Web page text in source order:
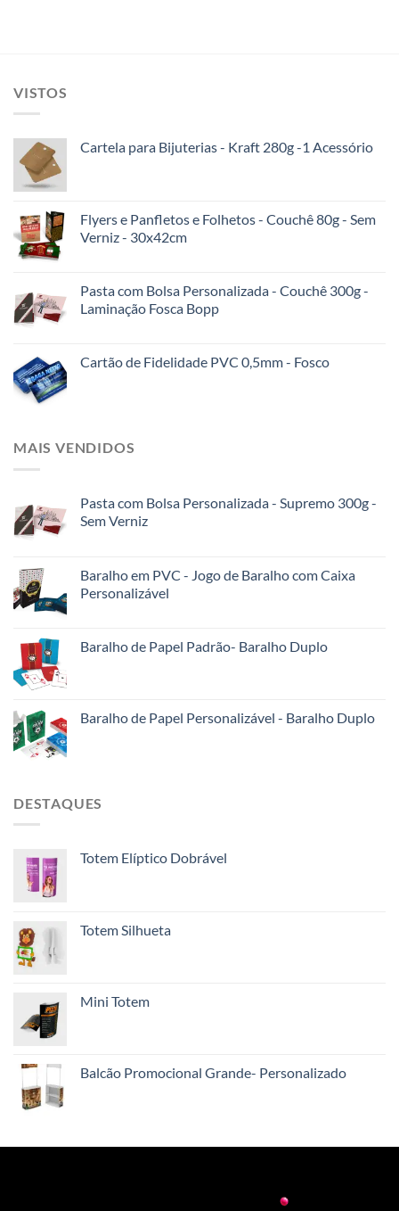
VISTOS
Cartela para Bijuterias - Kraft 280g -1 Acessório
Flyers e Panfletos e Folhetos - Couchê 80g - Sem
Verniz - 30x42cm
Pasta com Bolsa Personalizada - Couchê 300g -
Laminação Fosca Bopp
Cartão de Fidelidade PVC 0,5mm - Fosco
MAIS VENDIDOS
Pasta com Bolsa Personalizada - Supremo 300g -
Sem Verniz
Baralho em PVC - Jogo de Baralho com Caixa
Personalizável
Baralho de Papel Padrão- Baralho Duplo
Baralho de Papel Personalizável - Baralho Duplo
DESTAQUES
Totem Elíptico Dobrável
Totem Silhueta
Mini Totem
Balcão Promocional Grande- Personalizado